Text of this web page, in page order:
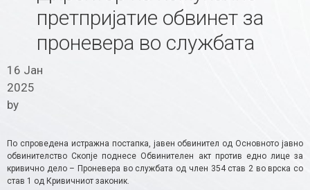
претпријатие обвинет за
проневера во службата
16 Јан
2025
by
По спроведена истражна постапка, јавен обвинител од Основното јавно
обвинителство Скопје поднесе Обвинителен акт против едно лице за
кривично дело – Проневера во службата од член 354 став 2 во врска со
став 1 од Кривичниот законик.